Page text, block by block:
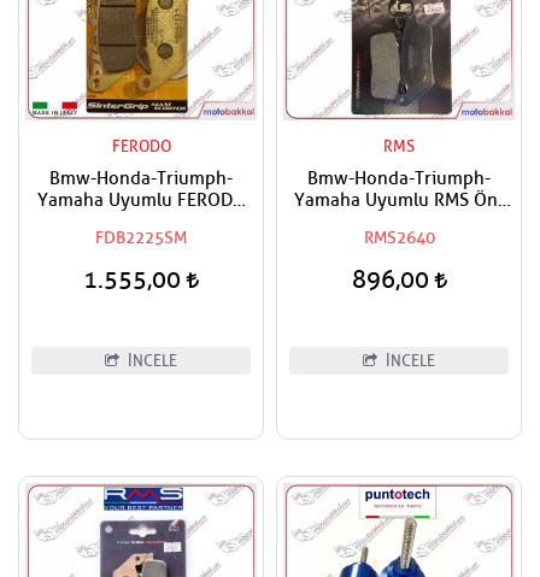
FERODO
Bmw-Honda-Triumph-
Yamaha Uyumlu FERODO
Balatası
FDB2225SM
1.555,00
İNCELE
RMS
Bmw-Honda-Triumph-
Yamaha Uyumlu RMS Ön-
RMS2640
896,00
İNCELE